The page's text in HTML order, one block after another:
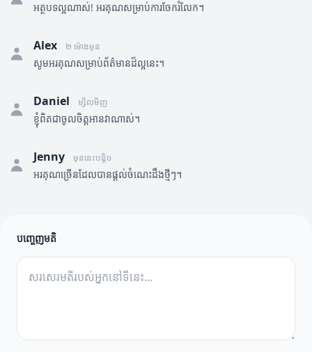
អត្ថបទល្អណាស់! អរគុណសម្រាប់ការចែករំលែក។
Alex ២ ម៉ោងមុន
សូមអរគុណសម្រាប់ព័ត៌មានដ៏ល្អនេះ។
Daniel ម្សិលមិញ
ខ្ញុំពិតជាចូលចិត្តអានវាណាស់។
Jenny មុននេះបន្តិច
អរគុណច្រើនដែលបានផ្តល់ចំណេះដឹងថ្មីៗ។
បញ្ចេញមតិ